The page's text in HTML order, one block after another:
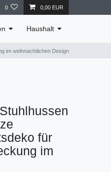
0 0,00 EUR
Haushalt
im weihnachtlichen Design
für
im